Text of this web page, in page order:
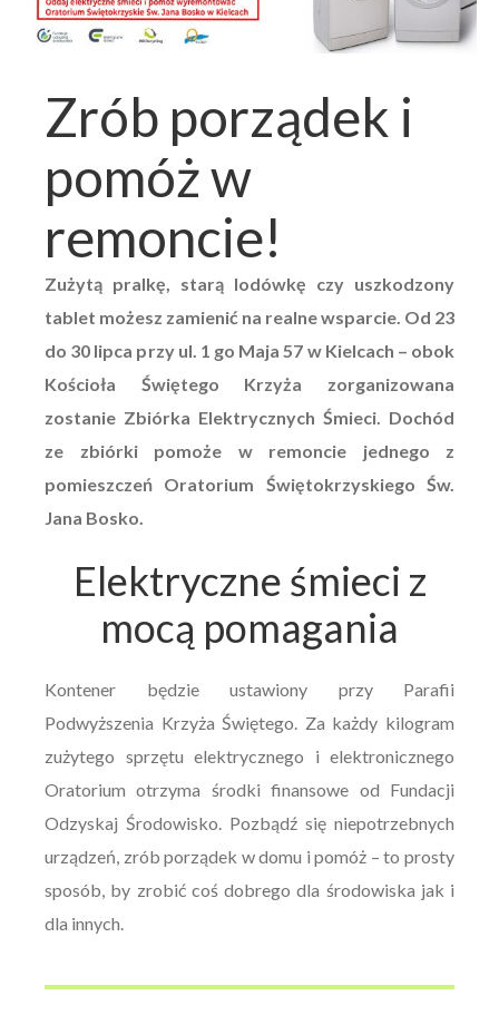
Zrób porządek i
pomóż w
remoncie!
Zużytą pralkę, starą lodówkę czy uszkodzony
tablet możesz zamienić na realne wsparcie. Od 23
do 30 lipca przy ul. 1 go Maja 57 w Kielcach – obok
Kościoła Świętego Krzyża zorganizowana
zostanie Zbiórka Elektrycznych Śmieci. Dochód
ze zbiórki pomoże w remoncie jednego z
pomieszczeń Oratorium Świętokrzyskiego Św.
Jana Bosko.
Elektryczne śmieci z
mocą pomagania
Kontener będzie ustawiony przy Parafii
Podwyższenia Krzyża Świętego. Za każdy kilogram
zużytego sprzętu elektrycznego i elektronicznego
Oratorium otrzyma środki finansowe od Fundacji
Odzyskaj Środowisko. Pozbądź się niepotrzebnych
urządzeń, zrób porządek w domu i pomóż – to prosty
sposób, by zrobić coś dobrego dla środowiska jak i
dla innych.